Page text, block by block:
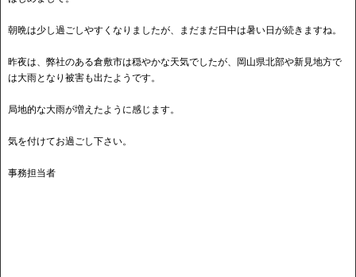
朝晩は少し過ごしやすくなりましたが、まだまだ日中は暑い日が続きますね。
昨夜は、弊社のある倉敷市は穏やかな天気でしたが、岡山県北部や新見地方で
は大雨となり被害も出たようです。
局地的な大雨が増えたように感じます。
気を付けてお過ごし下さい。
事務担当者